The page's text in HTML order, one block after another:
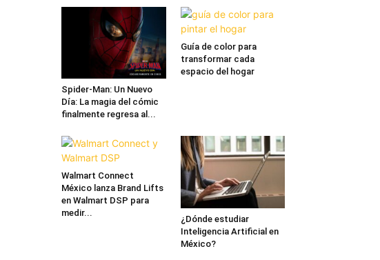
Spider-Man: Un Nuevo
Día: La magia del cómic
finalmente regresa al...
Guía de color para
transformar cada
espacio del hogar
Walmart Connect
México lanza Brand Lifts
en Walmart DSP para
medir...
¿Dónde estudiar
Inteligencia Artificial en
México?